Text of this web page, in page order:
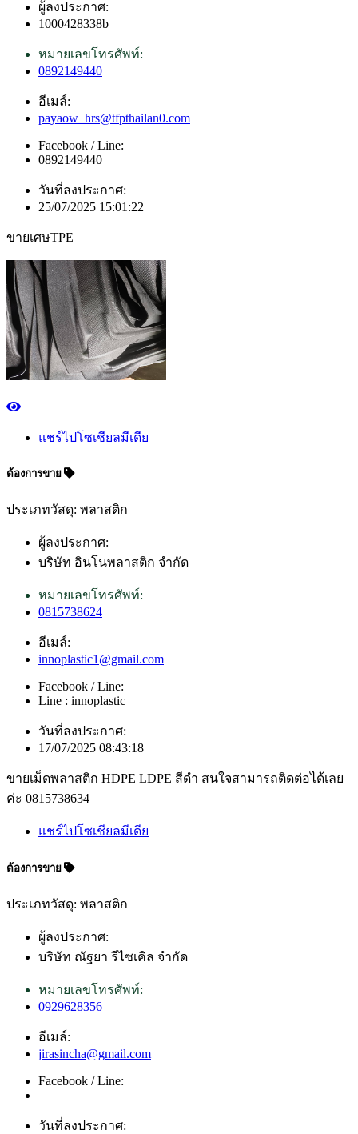
ผู้ลงประกาศ:
1000428338b
หมายเลขโทรศัพท์:
0892149440
อีเมล์:
payaow_hrs@tfpthailan0.com
Facebook / Line:
0892149440
วันที่ลงประกาศ:
25/07/2025 15:01:22
ขายเศษTPE
แชร์ไปโซเชียลมีเดีย
ต้องการขาย
ประเภทวัสดุ: พลาสติก
ผู้ลงประกาศ:
บริษัท อินโนพลาสติก จำกัด
หมายเลขโทรศัพท์:
0815738624
อีเมล์:
innoplastic1@gmail.com
Facebook / Line:
Line : innoplastic
วันที่ลงประกาศ:
17/07/2025 08:43:18
ขายเม็ดพลาสติก HDPE LDPE สีดำ สนใจสามารถติดต่อได้เลย
ค่ะ 0815738634
แชร์ไปโซเชียลมีเดีย
ต้องการขาย
ประเภทวัสดุ: พลาสติก
ผู้ลงประกาศ:
บริษัท ณัฐยา รีไซเคิล จำกัด
หมายเลขโทรศัพท์:
0929628356
อีเมล์:
jirasincha@gmail.com
Facebook / Line:
วันที่ลงประกาศ: